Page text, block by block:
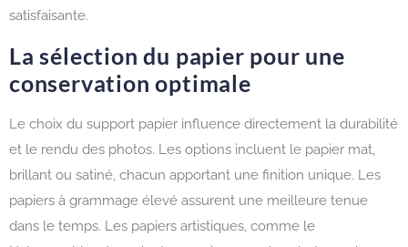
satisfaisante.
La sélection du papier pour une
conservation optimale
Le choix du support papier influence directement la durabilité
et le rendu des photos. Les options incluent le papier mat,
brillant ou satiné, chacun apportant une finition unique. Les
papiers à grammage élevé assurent une meilleure tenue
dans le temps. Les papiers artistiques, comme le